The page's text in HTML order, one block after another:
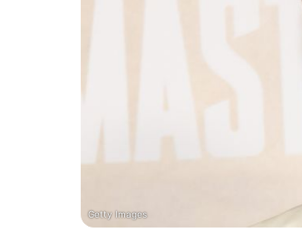
Getty Images